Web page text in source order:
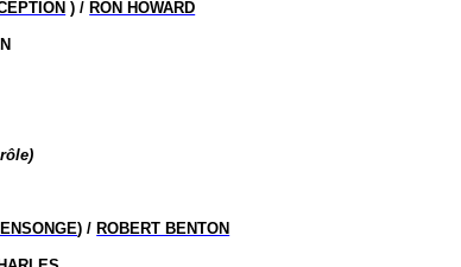
) / RON HOWARD
) / ROBERT BENTON